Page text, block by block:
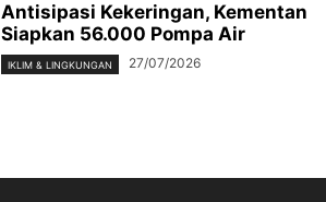
Antisipasi Kekeringan, Kementan
Siapkan 56.000 Pompa Air
IKLIM & LINGKUNGAN 27/07/2026